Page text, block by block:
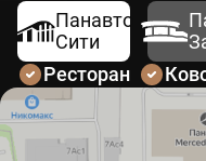
Панавто
Сити
Ресторан